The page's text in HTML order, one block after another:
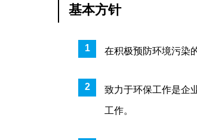
基本方针
在积极预防环境污染
致力于环保工作是企
工作。